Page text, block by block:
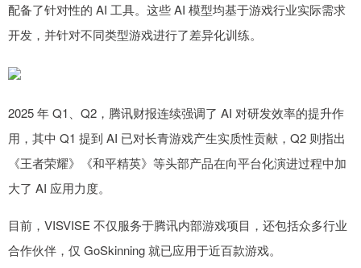
配备了针对性的 AI 工具。这些 AI 模型均基于游戏行业实际需求
开发，并针对不同类型游戏进行了差异化训练。
2025 年 Q1、Q2，腾讯财报连续强调了 AI 对研发效率的提升作
用，其中 Q1 提到 AI 已对长青游戏产生实质性贡献，Q2 则指出
《王者荣耀》《和平精英》等头部产品在向平台化演进过程中加
大了 AI 应用力度。
目前，VISVISE 不仅服务于腾讯内部游戏项目，还包括众多行业
合作伙伴，仅 GoSkinning 就已应用于近百款游戏。